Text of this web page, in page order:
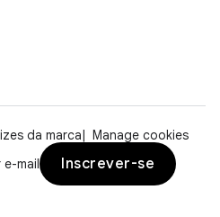
da marca
Manage cookies
mail
Inscrever-se